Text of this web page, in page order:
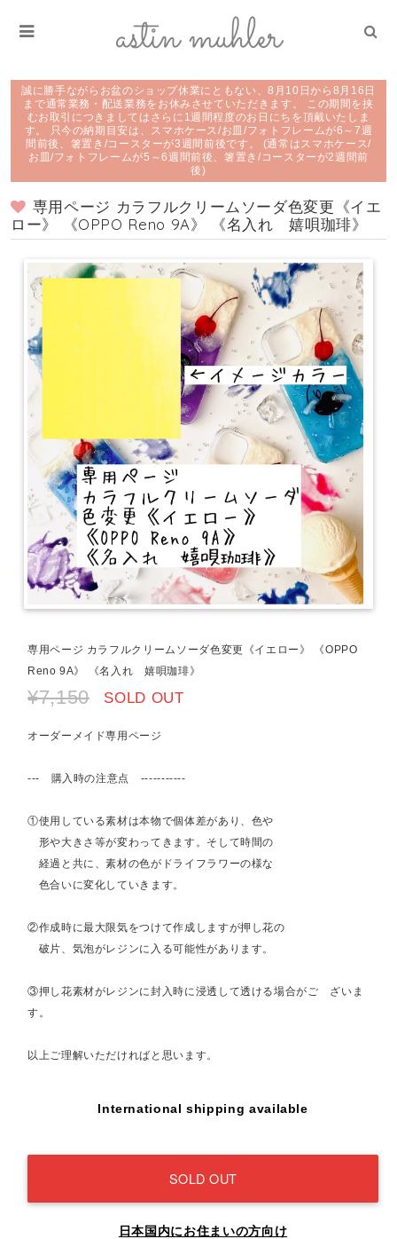
誠に勝手ながらお盆のショップ休業にともない、8月10日から8月16日
まで通常業務・配送業務をお休みさせていただきます。 この期間を挟
むお取引につきましてはさらに1週間程度のお日にちを頂戴いたしま
す。 只今の納期目安は、スマホケース/お皿/フォトフレームが6～7週
間前後、箸置き/コースターが3週間前後です。 (通常はスマホケース/
お皿/フォトフレームが5～6週間前後、箸置き/コースターが2週間前
後)
専用ページ カラフルクリームソーダ色変更《イエ
ロー》 《OPPO Reno 9A》 《名入れ 嬉唄珈琲》
専用ページ カラフルクリームソーダ色変更《イエロー》 《OPPO
Reno 9A》 《名入れ 嬉唄珈琲》
¥7,150 SOLD OUT
オーダーメイド専用ページ
--- 購入時の注意点 -----------
①使用している素材は本物で個体差があり、色や
形や大きさ等が変わってきます。そして時間の
経過と共に、素材の色がドライフラワーの様な
色合いに変化していきます。
②作成時に最大限気をつけて作成しますが押し花の
破片、気泡がレジンに入る可能性があります。
③押し花素材がレジンに封入時に浸透して透ける場合がご ざいま
す。
以上ご理解いただければと思います。
International shipping available
SOLD OUT
日本国内にお住まいの方向け